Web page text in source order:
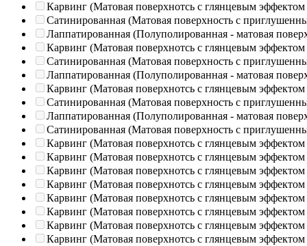
Карвинг (Матовая поверхнотсь с глянцевым эффектом
Сатинированная (Матовая поверхность с
Лаппатированная (Полуполированная - матовая
Карвинг (Матовая поверхнотсь с глянцевым эффектом
Сатинированная (Матовая поверхность с
Лаппатированная (Полуполированная - матовая
Карвинг (Матовая поверхнотсь с глянцевым эффектом
Сатинированная (Матовая поверхность с
Лаппатированная (Полуполированная - матовая
Сатинированная (Матовая поверхность с
Карвинг (Матовая поверхнотсь с глянцевым эффектом
Карвинг (Матовая поверхнотсь с глянцевым эффектом
Карвинг (Матовая поверхнотсь с глянцевым эффектом
Карвинг (Матовая поверхнотсь с глянцевым эффектом
Карвинг (Матовая поверхнотсь с глянцевым эффектом
Карвинг (Матовая поверхнотсь с глянцевым эффектом
Карвинг (Матовая поверхнотсь с глянцевым эффектом
Карвинг (Матовая поверхнотсь с глянцевым эффектом